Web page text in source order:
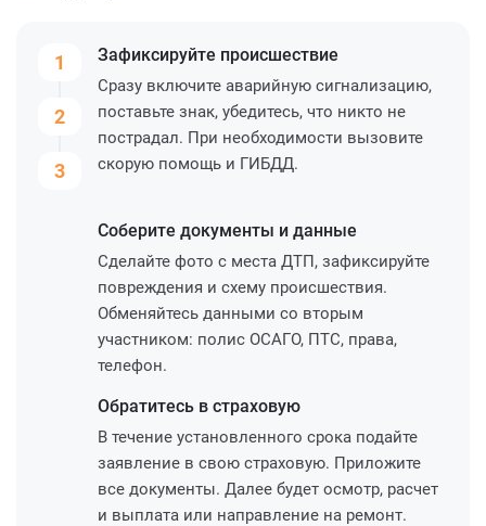
1
2
3
Зафиксируйте происшествие
Сразу включите аварийную сигнализацию,
поставьте знак, убедитесь, что никто не
пострадал. При необходимости вызовите
скорую помощь и ГИБДД.
Соберите документы и данные
Сделайте фото с места ДТП, зафиксируйте
повреждения и схему происшествия.
Обменяйтесь данными со вторым
участником: полис ОСАГО, ПТС, права,
телефон.
Обратитесь в страховую
В течение установленного срока подайте
заявление в свою страховую. Приложите
все документы. Далее будет осмотр, расчет
и выплата или направление на ремонт.